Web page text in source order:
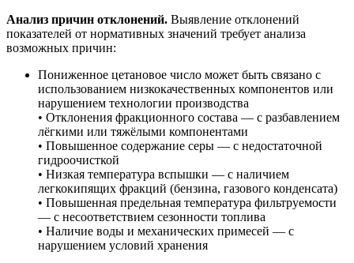
Анализ причин отклонений. Выявление отклонений
показателей от нормативных значений требует анализа
возможных причин:
Пониженное цетановое число может быть связано с
использованием низкокачественных компонентов или
нарушением технологии производства
• Отклонения фракционного состава — с разбавлением
лёгкими или тяжёлыми компонентами
• Повышенное содержание серы — с недостаточной
гидроочисткой
• Низкая температура вспышки — с наличием
легкокипящих фракций (бензина, газового конденсата)
• Повышенная предельная температура фильтруемости
— с несоответствием сезонности топлива
• Наличие воды и механических примесей — с
нарушением условий хранения